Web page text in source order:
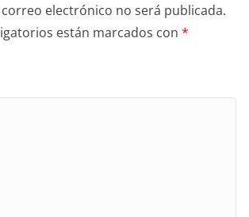
electrónico no será publicada.
están marcados con *